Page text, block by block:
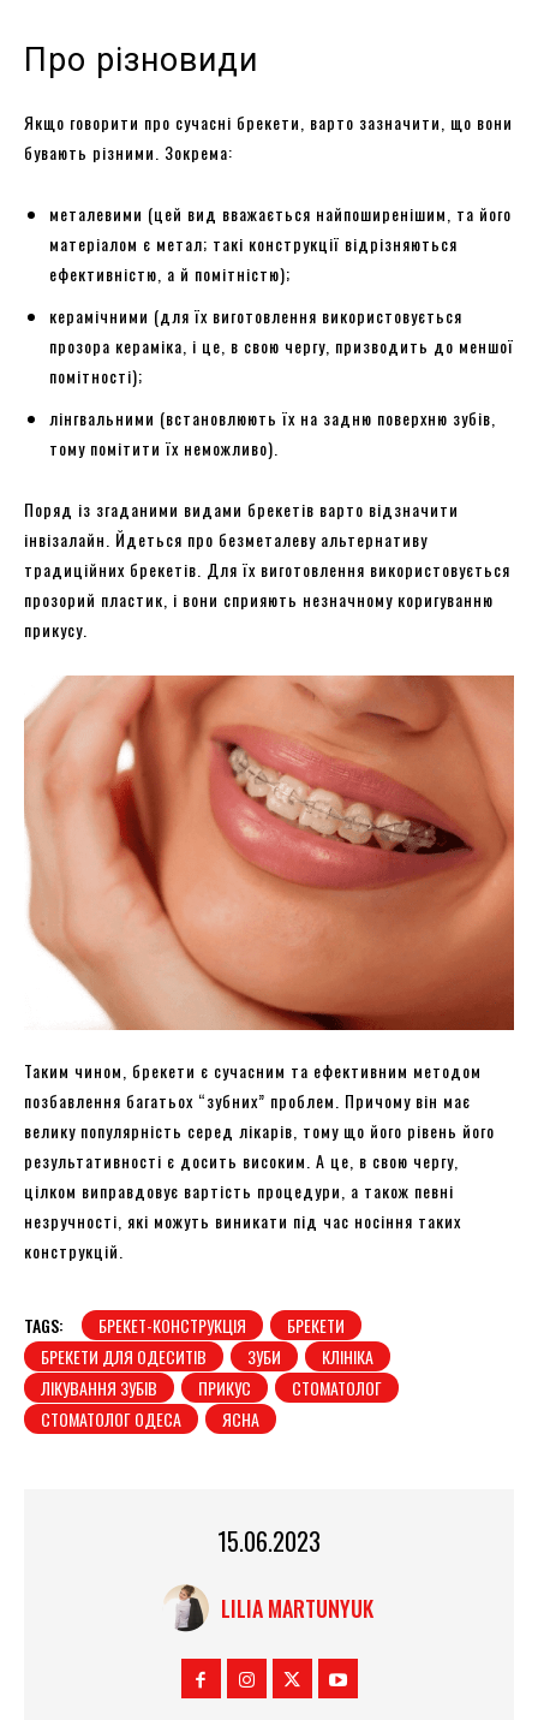
Про різновиди
Якщо говорити про сучасні брекети, варто зазначити, що вони
бувають різними. Зокрема:
металевими (цей вид вважається найпоширенішим, та його
матеріалом є метал; такі конструкції відрізняються
ефективністю, а й помітністю);
керамічними (для їх виготовлення використовується
прозора кераміка, і це, в свою чергу, призводить до меншої
помітності);
лінгвальними (встановлюють їх на задню поверхню зубів,
тому помітити їх неможливо).
Поряд із згаданими видами брекетів варто відзначити
інвізалайн. Йдеться про безметалеву альтернативу
традиційних брекетів. Для їх виготовлення використовується
прозорий пластик, і вони сприяють незначному коригуванню
прикусу.
Таким чином, брекети є сучасним та ефективним методом
позбавлення багатьох “зубних” проблем. Причому він має
велику популярність серед лікарів, тому що його рівень його
результативності є досить високим. А це, в свою чергу,
цілком виправдовує вартість процедури, а також певні
незручності, які можуть виникати під час носіння таких
конструкцій.
TAGS: БРЕКЕТ-КОНСТРУКЦІЯ
БРЕКЕТИ
БРЕКЕТИ ДЛЯ ОДЕСИТІВ
ЗУБИ
КЛІНІКА
ЛІКУВАННЯ ЗУБІВ
ПРИКУС
СТОМАТОЛОГ
СТОМАТОЛОГ ОДЕСА
ЯСНА
15.06.2023
LILIA MARTUNYUK